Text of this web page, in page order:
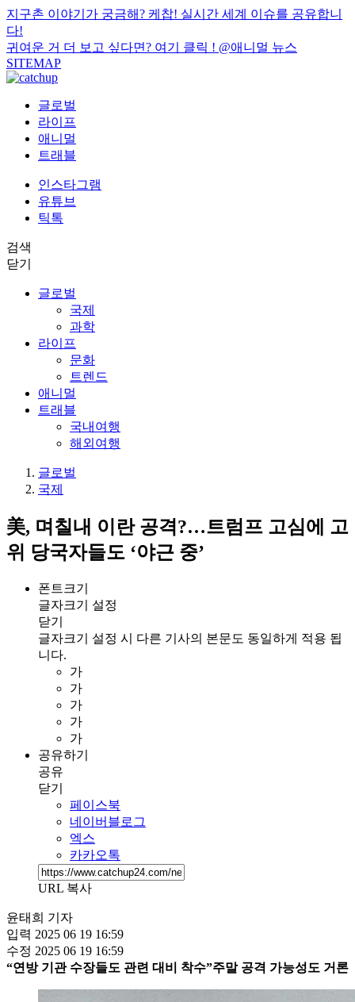
지구촌 이야기가 궁금해? 케찹! 실시간 세계 이슈를 공유합니
다!
귀여운 거 더 보고 싶다면? 여기 클릭 ! @애니멀 뉴스
SITEMAP
글로벌
라이프
애니멀
트래블
인스타그램
유튜브
틱톡
검색
닫기
글로벌
국제
과학
라이프
문화
트렌드
애니멀
트래블
국내여행
해외여행
글로벌
국제
美, 며칠내 이란 공격?…트럼프 고심에 고
위 당국자들도 ‘야근 중’
폰트크기
글자크기 설정
닫기
글자크기 설정 시 다른 기사의 본문도 동일하게 적용 됩
니다.
가
가
가
가
가
공유하기
공유
닫기
페이스북
네이버블로그
엑스
카카오톡
URL 복사
윤태희 기자
입력 2025 06 19 16:59
수정 2025 06 19 16:59
“연방 기관 수장들도 관련 대비 착수”주말 공격 가능성도 거론